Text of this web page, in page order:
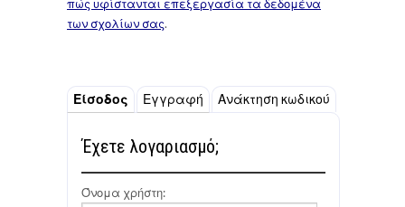
πώς υφίστανται επεξεργασία τα δεδομένα
των σχολίων σας.
Είσοδος Εγγραφή Ανάκτηση κωδικού
Έχετε λογαριασμό;
Όνομα χρήστη: